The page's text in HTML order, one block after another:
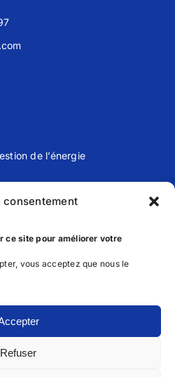
consentement
ce site pour améliorer votre
vous acceptez que nous le
Refuser
de l’énergie